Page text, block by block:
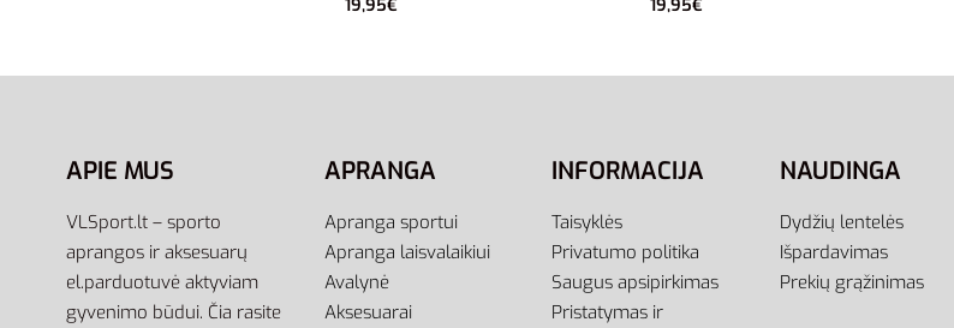
19,95€ 19,95€
APIE MUS
VLSport.lt – sporto
aprangos ir aksesuarų
el.parduotuvė aktyviam
gyvenimo būdui. Čia rasite
APRANGA
Apranga sportui
Apranga laisvalaikiui
Avalynė
Aksesuarai
INFORMACIJA
Taisyklės
Privatumo politika
Saugus apsipirkimas
Pristatymas ir
NAUDINGA
Dydžių lentelės
Išpardavimas
Prekių grąžinimas